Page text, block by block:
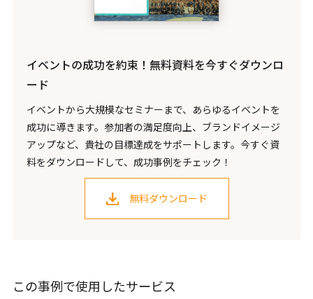
イベントの成功を約束！無料資料を今すぐダウンロ
ード
イベントから大規模なセミナーまで、あらゆるイベントを
成功に導きます。参加者の満足度向上、ブランドイメージ
アップなど、貴社の目標達成をサポートします。今すぐ資
料をダウンロードして、成功事例をチェック！
無料ダウンロード
この事例で使用したサービス